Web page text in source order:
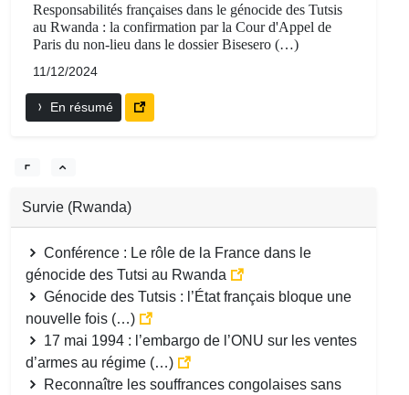
Responsabilités françaises dans le génocide des Tutsis
au Rwanda : la confirmation par la Cour d'Appel de
Paris du non-lieu dans le dossier Bisesero (…)
11/12/2024
En résumé
Survie (Rwanda)
Conférence : Le rôle de la France dans le
génocide des Tutsi au Rwanda
Génocide des Tutsis : l’État français bloque une
nouvelle fois (…)
17 mai 1994 : l’embargo de l’ONU sur les ventes
d’armes au régime (…)
Reconnaître les souffrances congolaises sans